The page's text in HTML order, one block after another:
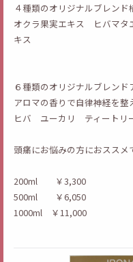
４種類のオリジナルブレン
オクラ果実エキス ヒバマ
キス
６種類のオリジナルブレンド
アロマの香りで自律神経を整
ヒバ ユーカリ ティート
頭痛にお悩みの方におススメ
200ml ￥3,300
500ml ￥6,050
1000ml ￥11,000